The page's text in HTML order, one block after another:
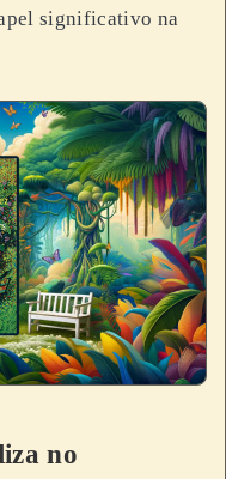
significativo na
no